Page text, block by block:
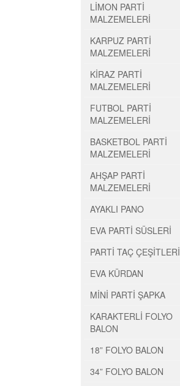
LİMON PARTİ
MALZEMELERİ
KARPUZ PARTİ
MALZEMELERİ
KİRAZ PARTİ
MALZEMELERİ
FUTBOL PARTİ
MALZEMELERİ
BASKETBOL PARTİ
MALZEMELERİ
AHŞAP PARTİ
MALZEMELERİ
AYAKLI PANO
EVA PARTİ SÜSLERİ
PARTİ TAÇ ÇEŞİTLERİ
EVA KÜRDAN
MİNİ PARTİ ŞAPKA
KARAKTERLİ FOLYO
BALON
18” FOLYO BALON
34” FOLYO BALON